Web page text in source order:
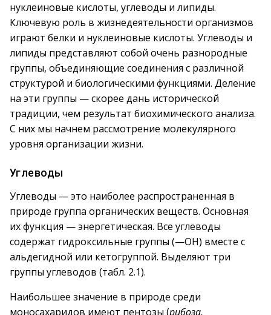
нуклеиновые кислоты, углеводы и липиды.
Ключевую роль в жизнедеятельности организмов
играют белки и нуклеиновые кислоты. Углеводы и
липиды представляют собой очень разнородные
группы, объединяющие соединения с различной
структурой и биологическими функциями. Деление
на эти группы — скорее дань исторической
традиции, чем результат биохимического анализа.
С них мы начнем рассмотрение молекулярного
уровня организации жизни.
Углеводы
Углеводы — это наиболее распространенная в
природе группа органических веществ. Основная
их функция — энергетическая. Все углеводы
содержат гидроксильные группы (—ОН) вместе с
альдегидной или кетогруппой. Выделяют три
группы углеводов (табл. 2.1).
Наибольшее значение в природе среди
моносахаридов имеют пентозы (рибоза,